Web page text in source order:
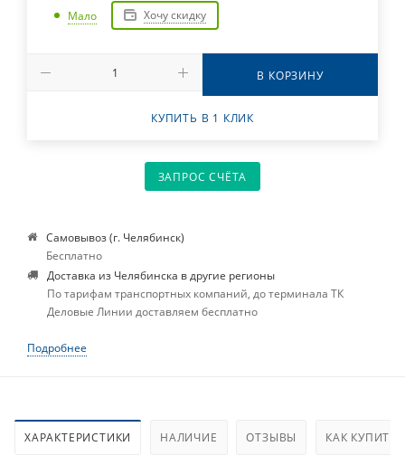
Мало Хочу скидку
В КОРЗИНУ
КУПИТЬ В 1 КЛИК
ЗАПРОС СЧЁТА
Самовывоз (г. Челябинск)
Бесплатно
Доставка из Челябинска в другие регионы
По тарифам транспортных компаний, до терминала ТК
Деловые Линии доставляем бесплатно
Подробнее
ХАРАКТЕРИСТИКИ НАЛИЧИЕ ОТЗЫВЫ КАК КУПИТЬ